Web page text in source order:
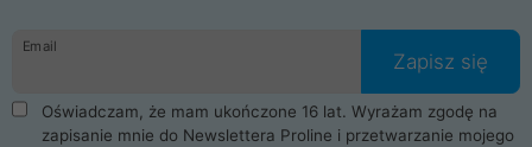
Email
Zapisz się
Oświadczam, że mam ukończone 16 lat. Wyrażam zgodę na
zapisanie mnie do Newslettera Proline i przetwarzanie mojego